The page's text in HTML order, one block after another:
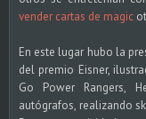
vender cartas de magic
En este lugar hubo la
del premio Eisner,
Go Power Rangers,
autógrafos, realizando